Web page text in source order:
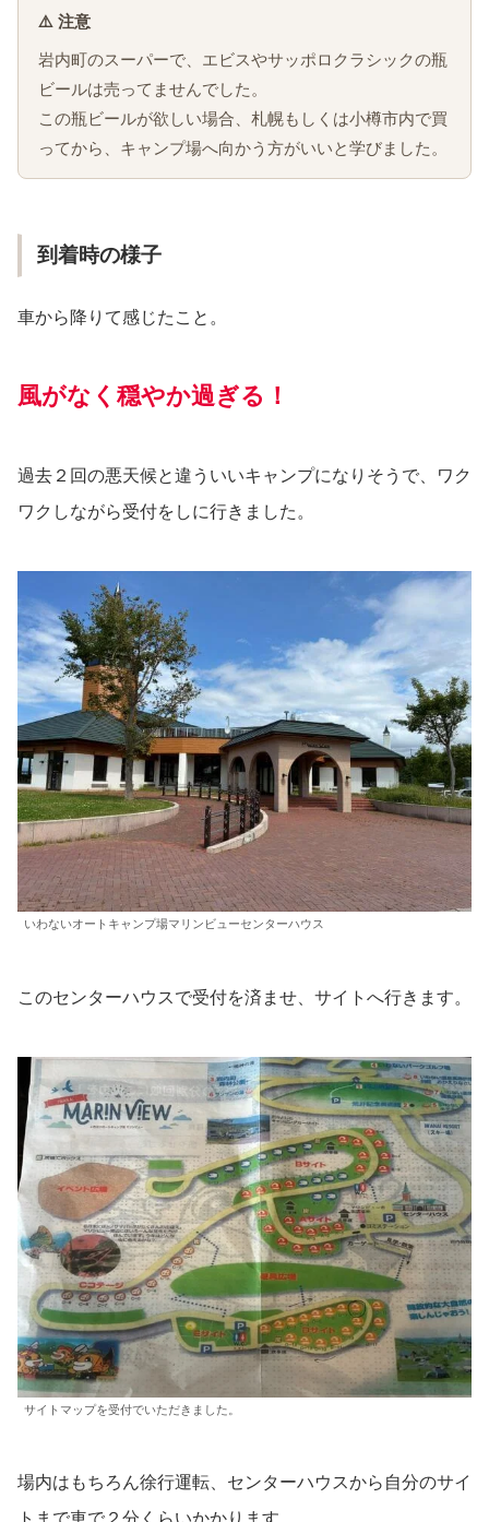
⚠️ 注意
岩内町のスーパーで、エビスやサッポロクラシックの瓶
ビールは売ってませんでした。
この瓶ビールが欲しい場合、札幌もしくは小樽市内で買
ってから、キャンプ場へ向かう方がいいと学びました。
到着時の様子
車から降りて感じたこと。
風がなく穏やか過ぎる！
過去２回の悪天候と違ういいキャンプになりそうで、ワク
ワクしながら受付をしに行きました。
いわないオートキャンプ場マリンビューセンターハウス
このセンターハウスで受付を済ませ、サイトへ行きます。
サイトマップを受付でいただきました。
場内はもちろん徐行運転、センターハウスから自分のサイ